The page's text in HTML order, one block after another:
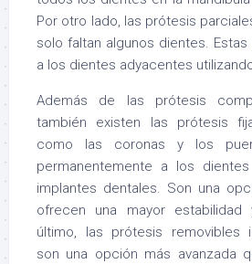
Por otro lado, las prótesis
solo faltan algunos dientes.
a los dientes adyacentes
Además de las prótesis
también existen las prótesis
como las coronas y los
permanentemente a los
implantes dentales. Son una
ofrecen una mayor
último, las prótesis removibles
son una opción más avanzada